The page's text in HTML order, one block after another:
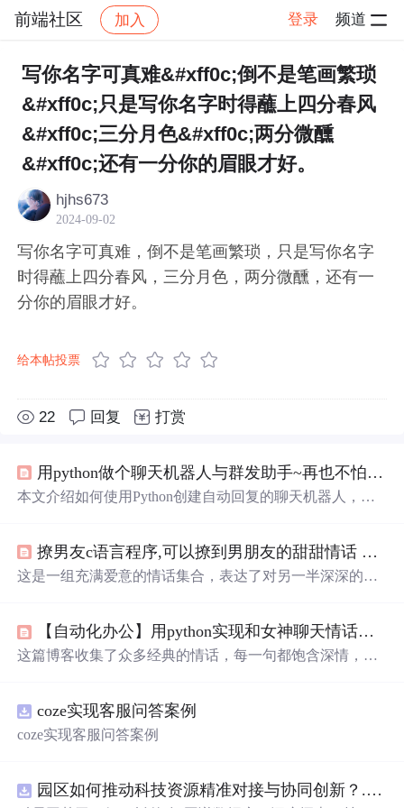
前端社区 加入 登录 频道
社区 前端社区 感慨 帖子详情
写你名字可真难&#xff0c;倒不是笔画繁琐
&#xff0c;只是写你名字时得蘸上四分春风
&#xff0c;三分月色&#xff0c;两分微醺
&#xff0c;还有一分你的眉眼才好。
hjhs673
2024-09-02
写你名字可真难，倒不是笔画繁琐，只是写你名字
时得蘸上四分春风，三分月色，两分微醺，还有一
分你的眉眼才好。
给本帖投票
22 回复 打赏
用python做个聊天机器人与群发助手~再也不怕没时间回女友，闺蜜被胖揍了~
本文介绍如何使用Python创建自动回复的聊天机器人，包
撩男友c语言程序,可以撩到男朋友的甜甜情话 撩到男生心动的情话大全
这是一组充满爱意的情话集合，表达了对另一半深深的喜
说着陪伴、守护和无尽的爱恋。
【自动化办公】用python实现和女神聊天情话对白，聊天机器人
这篇博客收集了众多经典的情话，每一句都饱含深情，从
着对心上人的深深眷恋和无尽思念。无论是在寂静的夜晚
还是热闹的街头，它们都能触动心底最柔软的部分，让人
coze实现客服问答案例
coze实现客服问答案例
园区如何推动科技资源精准对接与协同创新？.docx